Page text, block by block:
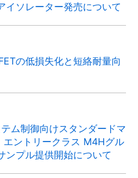
イソレーター発売について
の低損失化と短絡耐量向
ム制御向けスタンダードマ
ントリークラス M4Hグル
ンプル提供開始について